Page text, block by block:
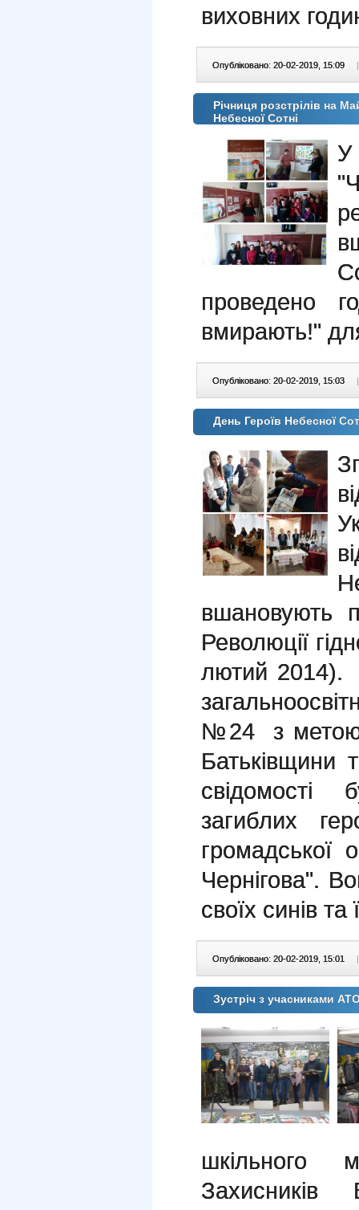
виховних
Опубліковано: 20-02-2019, 15:09 |
Річниця розстрілів на
Небесної Сотні
У
проведено
вмирають!"
Опубліковано: 20-02-2019, 15:03 |
День Героїв Небесної
вшановують
Революції
лютий 2014).
№24 з метою
Батьківщини
свідомості
загиблих
громадської
Чернігова".
своїх синів
Опубліковано: 20-02-2019, 15:01 |
Зустріч з учасниками
шкільного
Захисників